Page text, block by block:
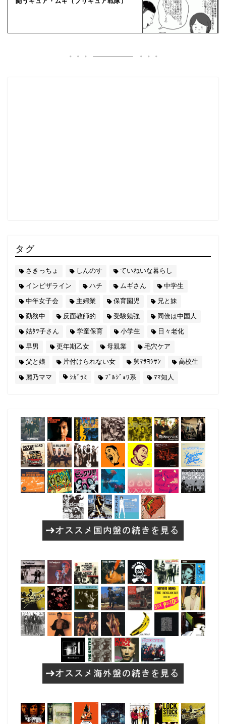
タグ
さきっちょ しんのす
ていねいな暮らし
インビザライン
ハチ ムギさん
中学生
中年女子会
主婦業 保育園児
兄と妹
勤務中
反面教師的 受験勉強
同僚は中国人
姑ﾀﾂ子さん
学童保育 小学生
日々老化
早男
更年期乙女 母親業
毛穴ケア
父と娘
片付けられない女 舅ﾏｻﾖｼｻﾝ 高校生
麗乃ママ ｼｶﾞﾗﾐ ﾌﾞﾙｼﾞｮﾜ系 ﾏﾏ知人